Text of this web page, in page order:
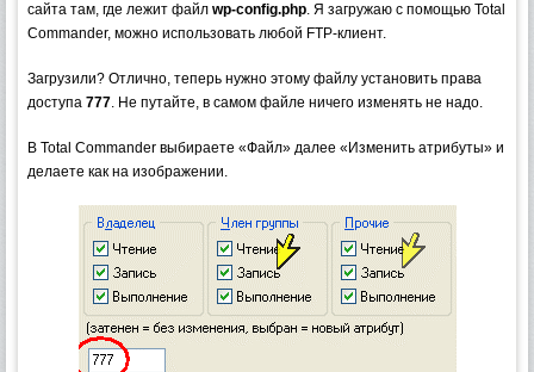
сайта там, где лежит файл wp-config.php. Я загружаю с помощью Total
Commander, можно использовать любой FTP-клиент.
Загрузили? Отлично, теперь нужно этому файлу установить права
доступа 777. Не путайте, в самом файле ничего изменять не надо.
В Total Commander выбираете «Файл» далее «Изменить атрибуты» и
делаете как на изображении.